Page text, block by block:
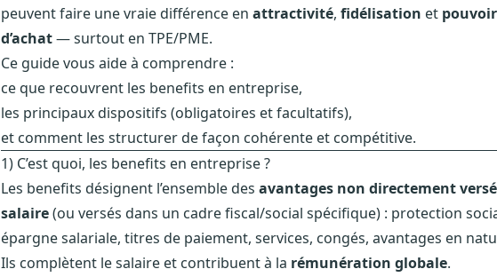
peuvent faire une vraie différence en attractivité, fidélisation et pouvoir
d’achat— surtout en TPE/PME.
Ce guide vous aide à comprendre :
ce que recouvrent les benefits en entreprise,
les principaux dispositifs (obligatoires et facultatifs),
et comment les structurer de façon cohérente et compétitive.
1) C’est quoi, les benefits en entreprise ?
Les benefits désignent l’ensemble des avantages non directement
salaire(ou versés dans un cadre fiscal/social spécifique) : protection
épargne salariale, titres de paiement, services, congés, avantages en
Ils complètent le salaire et contribuent à la rémunération globale.